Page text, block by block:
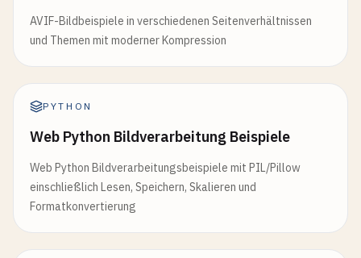
AVIF-Bildbeispiele in verschiedenen Seitenverhältnissen
und Themen mit moderner Kompression
PYTHON
Web Python Bildverarbeitung Beispiele
Web Python Bildverarbeitungsbeispiele mit PIL/Pillow
einschließlich Lesen, Speichern, Skalieren und
Formatkonvertierung